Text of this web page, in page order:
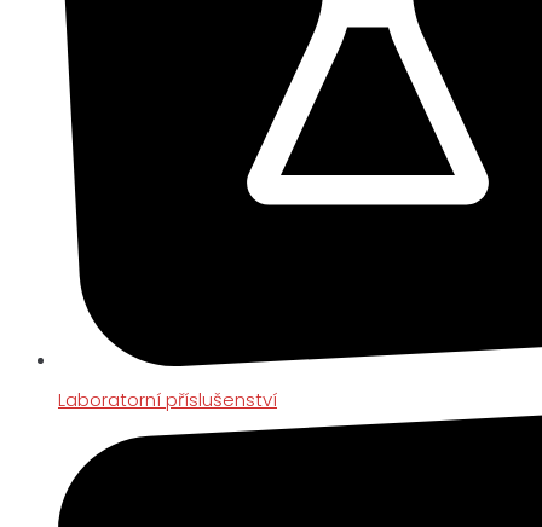
Laboratorní příslušenství